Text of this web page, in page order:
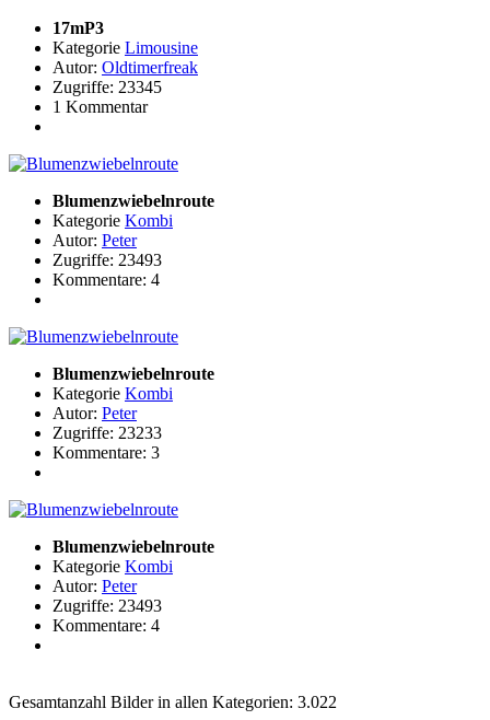
17mP3
Kategorie Limousine
Autor: Oldtimerfreak
Zugriffe: 23345
1 Kommentar
Blumenzwiebelnroute
Kategorie Kombi
Autor: Peter
Zugriffe: 23493
Kommentare: 4
Blumenzwiebelnroute
Kategorie Kombi
Autor: Peter
Zugriffe: 23233
Kommentare: 3
Blumenzwiebelnroute
Kategorie Kombi
Autor: Peter
Zugriffe: 23493
Kommentare: 4
Gesamtanzahl Bilder in allen Kategorien: 3.022